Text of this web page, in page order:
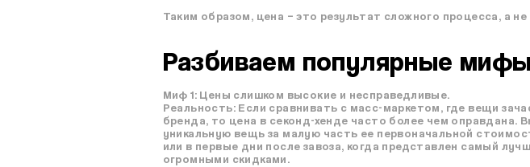
Таким образом, цена – это результат сложного процесса, а
Разбиваем популярные
Миф 1: Цены слишком высокие и несправедливые.
Реальность: Если сравнивать с масс-маркетом, где вещи
бренда, то цена в секонд-хенде часто более чем
уникальную вещь за малую часть ее первоначальной
или в первые дни после завоза, когда представлен самый
огромными скидками.